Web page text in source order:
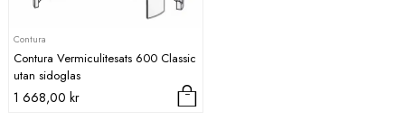
Contura
Contura Vermiculitesats 600 Classic
utan sidoglas
1 668,00 kr